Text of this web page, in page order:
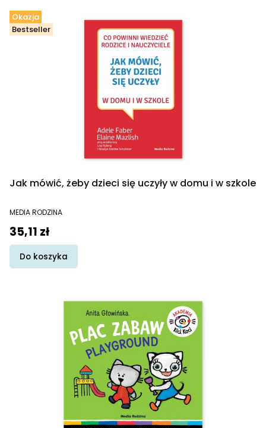
Okazja
Bestseller
Jak mówić, żeby dzieci się uczyły w domu i w szkole
PRODUCENT
MEDIA RODZINA
Cena promocyjna
35,11 zł
Do koszyka